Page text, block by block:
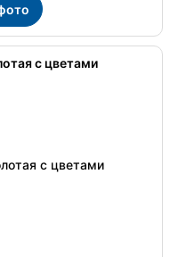
с цветами